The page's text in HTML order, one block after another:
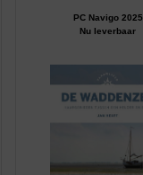
PC Navigo 2025
Nu leverbaar